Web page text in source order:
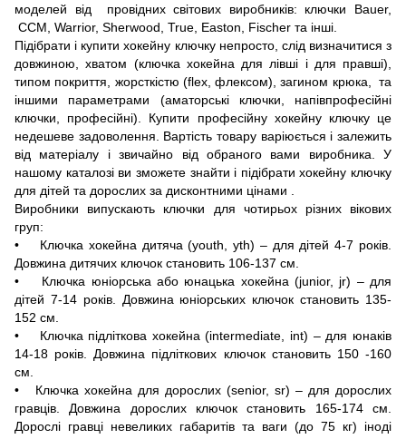
моделей від провідних світових виробників: ключки Bauer,
CCM, Warrior, Sherwood, True, Easton, Fischer та інші.
Підібрати і купити хокейну ключку непросто, слід визначитися з
довжиною, хватом (ключка хокейна для лівші і для правші),
типом покриття, жорсткістю (flex, флексом), загином крюка, та
іншими параметрами (аматорські ключки, напівпрофесійні
ключки, професійні). Купити професійну хокейну ключку це
недешеве задоволення. Вартість товару варіюється і залежить
від матеріалу і звичайно від обраного вами виробника. У
нашому каталозі ви зможете знайти і підібрати хокейну ключку
для дітей та дорослих за дисконтними цінами .
Виробники випускають ключки для чотирьох різних вікових
груп:
• Ключка хокейна дитяча (youth, yth) – для дітей 4-7 років.
Довжина дитячих ключок становить 106-137 см.
• Ключка юніорська або юнацька хокейна (junior, jr) – для
дітей 7-14 років. Довжина юніорських ключок становить 135-
152 см.
• Ключка підліткова хокейна (intermediate, int) – для юнаків
14-18 років. Довжина підліткових ключок становить 150 -160
см.
• Ключка хокейна для дорослих (senior, sr) – для дорослих
гравців. Довжина дорослих ключок становить 165-174 см.
Дорослі гравці невеликих габаритів та ваги (до 75 кг) іноді